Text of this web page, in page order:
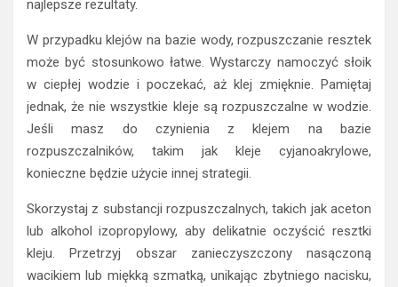
najlepsze rezultaty.
W przypadku klejów na bazie wody, rozpuszczanie resztek
może być stosunkowo łatwe. Wystarczy namoczyć słoik
w ciepłej wodzie i poczekać, aż klej zmięknie. Pamiętaj
jednak, że nie wszystkie kleje są rozpuszczalne w wodzie.
Jeśli masz do czynienia z klejem na bazie
rozpuszczalników, takim jak kleje cyjanoakrylowe,
konieczne będzie użycie innej strategii.
Skorzystaj z substancji rozpuszczalnych, takich jak aceton
lub alkohol izopropylowy, aby delikatnie oczyścić resztki
kleju. Przetrzyj obszar zanieczyszczony nasączoną
wacikiem lub miękką szmatką, unikając zbytniego nacisku,